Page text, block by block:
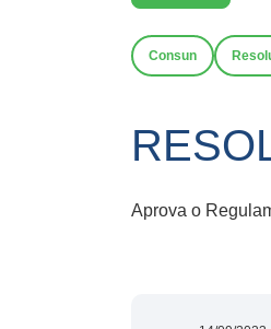
Consun
Aprova o